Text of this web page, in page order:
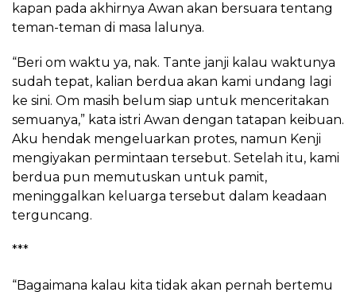
kapan pada akhirnya Awan akan bersuara tentang
teman-teman di masa lalunya.
“Beri om waktu ya, nak. Tante janji kalau waktunya
sudah tepat, kalian berdua akan kami undang lagi
ke sini. Om masih belum siap untuk menceritakan
semuanya,” kata istri Awan dengan tatapan keibuan.
Aku hendak mengeluarkan protes, namun Kenji
mengiyakan permintaan tersebut. Setelah itu, kami
berdua pun memutuskan untuk pamit,
meninggalkan keluarga tersebut dalam keadaan
terguncang.
***
“Bagaimana kalau kita tidak akan pernah bertemu